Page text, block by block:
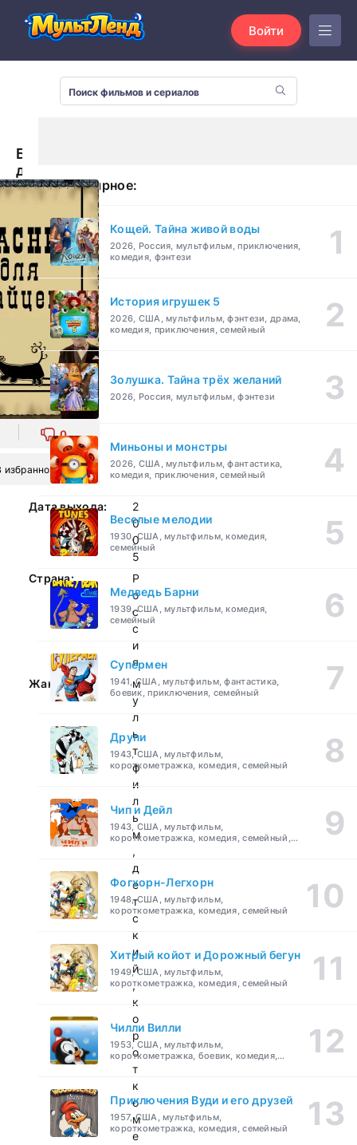
Войти
Басни
для
зайцев
(2005)
0
избранное
Дата выхода:
2
0
0
5
Страна:
Р
о
с
с
и
я
Жанр:
м
у
л
ь
т
ф
и
л
ь
м
,
д
е
т
с
к
и
й
,
к
о
р
о
т
к
о
м
е
Популярное:
Кощей. Тайна живой воды
2026, Россия, мультфильм, приключения,
комедия, фэнтези
История игрушек 5
2026, США, мультфильм, фэнтези, драма,
комедия, приключения, семейный
Золушка. Тайна трёх желаний
2026, Россия, мультфильм, фэнтези
Миньоны и монстры
2026, США, мультфильм, фантастика,
комедия, приключения, семейный
Веселые мелодии
1930, США, мультфильм, комедия,
семейный
Медведь Барни
1939, США, мультфильм, комедия,
семейный
Супермен
1941, США, мультфильм, фантастика,
боевик, приключения, семейный
Друпи
1943, США, мультфильм,
короткометражка, комедия, семейный
Чип и Дейл
1943, США, мультфильм,
короткометражка, комедия, семейный,
Фогхорн-Легхорн
1948, США, мультфильм,
короткометражка, комедия, семейный
Хитрый койот и Дорожный бегун
1949, США, мультфильм,
короткометражка, комедия, семейный
Чилли Вилли
1953, США, мультфильм,
короткометражка, боевик, комедия,
приключения, семейный
Приключения Вуди и его друзей
1957, США, мультфильм,
короткометражка, комедия, семейный